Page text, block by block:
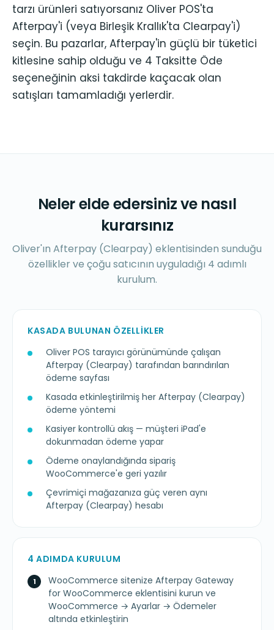
tarzı ürünleri satıyorsanız Oliver POS'ta
Afterpay'i (veya Birleşik Krallık'ta Clearpay'i)
seçin. Bu pazarlar, Afterpay'in güçlü bir tüketici
kitlesine sahip olduğu ve 4 Taksitte Öde
seçeneğinin aksi takdirde kaçacak olan
satışları tamamladığı yerlerdir.
Neler elde edersiniz ve nasıl
kurarsınız
Oliver'ın Afterpay (Clearpay) eklentisinden sunduğu
özellikler ve çoğu satıcının uyguladığı 4 adımlı
kurulum.
KASADA BULUNAN ÖZELLIKLER
Oliver POS tarayıcı görünümünde çalışan
Afterpay (Clearpay) tarafından barındırılan
ödeme sayfası
Kasada etkinleştirilmiş her Afterpay (Clearpay)
ödeme yöntemi
Kasiyer kontrollü akış — müşteri iPad'e
dokunmadan ödeme yapar
Ödeme onaylandığında sipariş
WooCommerce'e geri yazılır
Çevrimiçi mağazanıza güç veren aynı
Afterpay (Clearpay) hesabı
4 ADIMDA KURULUM
WooCommerce sitenize Afterpay Gateway
for WooCommerce eklentisini kurun ve
WooCommerce → Ayarlar → Ödemeler
altında etkinleştirin